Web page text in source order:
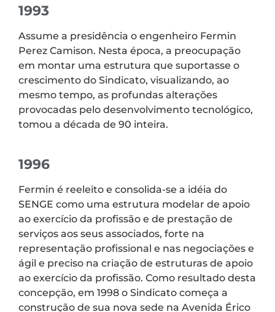
1993
Assume a presidência o engenheiro Fermin
Perez Camison. Nesta época, a preocupação
em montar uma estrutura que suportasse o
crescimento do Sindicato, visualizando, ao
mesmo tempo, as profundas alterações
provocadas pelo desenvolvimento tecnológico,
tomou a década de 90 inteira.
1996
Fermin é reeleito e consolida-se a idéia do
SENGE como uma estrutura modelar de apoio
ao exercício da profissão e de prestação de
serviços aos seus associados, forte na
representação profissional e nas negociações e
ágil e preciso na criação de estruturas de apoio
ao exercício da profissão. Como resultado desta
concepção, em 1998 o Sindicato começa a
construção de sua nova sede na Avenida Érico